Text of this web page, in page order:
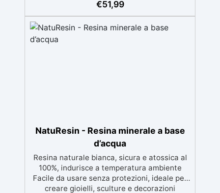
mantenere le creazioni vibranti nel tempo.
Adatta a condizioni di alta umidità,
garantendo risultati sempre lucidi. Superficie
lucida, autolivellante, inodore e priva di
solventi, sicura dopo la catalisi. Ideale per
€51,99
NatuResin - Resina minerale a base
d’acqua
Resina naturale bianca, sicura e atossica al
100%, indurisce a temperatura ambiente
Facile da usare senza protezioni, ideale per
creare gioielli, sculture e decorazioni